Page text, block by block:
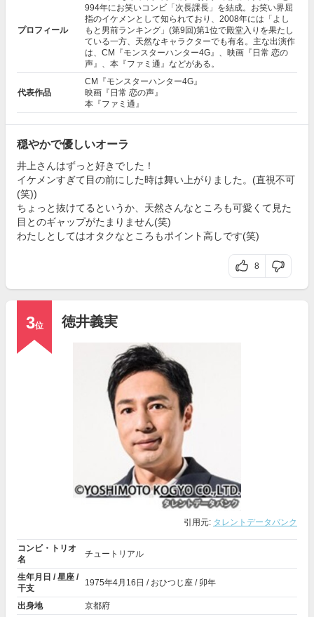
プロフィール
994年にお笑いコンビ「次長課長」を結成。お笑い界屈
指のイケメンとして知られており、2008年には「よし
もと男前ランキング」(第9回)第1位で殿堂入りを果たし
ている一方、天然なキャラクターでも有名。主な出演作
は、CM『モンスターハンター4G』、映画『 日常 恋の
声 』、本『ファミ通』などがある。
代表作品
CM『モンスターハンター4G』
映画『日常 恋の声』
本『ファミ通』
穏やかで優しいオーラ
井上さんはずっと好きでした！
イケメンすぎて目の前にした時は舞い上がりました。(直視不可
(笑))
ちょっと抜けてるというか、天然さんなところも可愛くて見た
目とのギャップがたまりません(笑)
わたしとしてはオタクなところもポイント高しです(笑)
8
3位 徳井義実
引用元: タレントデータバンク
コンビ・トリオ
名
チュートリアル
生年月日 / 星座 /
干支
1975年4月16日 / おひつじ座 / 卯年
出身地 京都府